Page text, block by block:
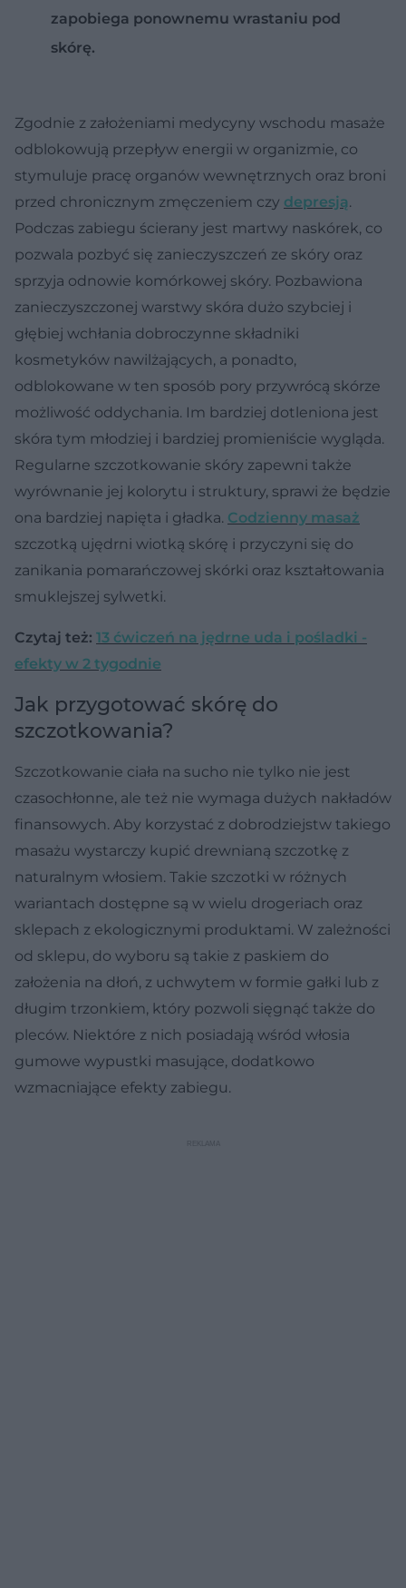
zapobiega ponownemu wrastaniu pod
skórę.
Zgodnie z założeniami medycyny wschodu masaże
odblokowują przepływ energii w organizmie, co
stymuluje pracę organów wewnętrznych oraz broni
przed chronicznym zmęczeniem czy depresją.
Podczas zabiegu ścierany jest martwy naskórek, co
pozwala pozbyć się zanieczyszczeń ze skóry oraz
sprzyja odnowie komórkowej skóry. Pozbawiona
zanieczyszczonej warstwy skóra dużo szybciej i
głębiej wchłania dobroczynne składniki
kosmetyków nawilżających, a ponadto,
odblokowane w ten sposób pory przywrócą skórze
możliwość oddychania. Im bardziej dotleniona jest
skóra tym młodziej i bardziej promieniście wygląda.
Regularne szczotkowanie skóry zapewni także
wyrównanie jej kolorytu i struktury, sprawi że będzie
ona bardziej napięta i gładka. Codzienny masaż
szczotką ujędrni wiotką skórę i przyczyni się do
zanikania pomarańczowej skórki oraz kształtowania
smuklejszej sylwetki.
Czytaj też: 13 ćwiczeń na jędrne uda i pośladki -
efekty w 2 tygodnie
Jak przygotować skórę do
szczotkowania?
Szczotkowanie ciała na sucho nie tylko nie jest
czasochłonne, ale też nie wymaga dużych nakładów
finansowych. Aby korzystać z dobrodziejstw takiego
masażu wystarczy kupić drewnianą szczotkę z
naturalnym włosiem. Takie szczotki w różnych
wariantach dostępne są w wielu drogeriach oraz
sklepach z ekologicznymi produktami. W zależności
od sklepu, do wyboru są takie z paskiem do
założenia na dłoń, z uchwytem w formie gałki lub z
długim trzonkiem, który pozwoli sięgnąć także do
pleców. Niektóre z nich posiadają wśród włosia
gumowe wypustki masujące, dodatkowo
wzmacniające efekty zabiegu.